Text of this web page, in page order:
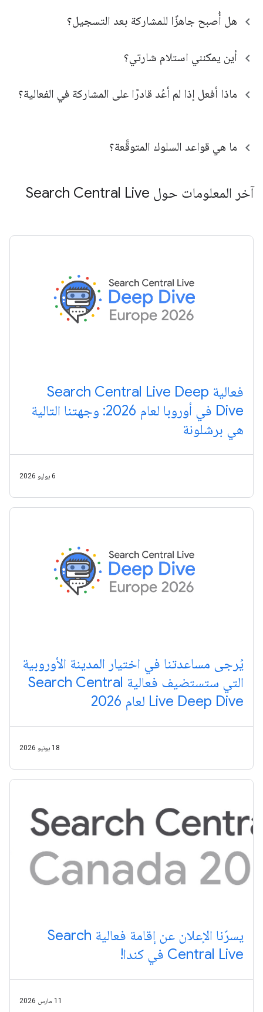
هل أُصبح جاهزًا للمشاركة بعد التسجيل؟
أين يمكنني استلام شارتي؟
ماذا أفعل إذا لم أعُد قادرًا على المشاركة في الفعالية؟
ما هي قواعد السلوك المتوقَّعة؟
آخر المعلومات حول Search Central Live
فعالية Search Central Live Deep
Dive في أوروبا لعام 2026: وجهتنا التالية
هي برشلونة
6 يوليو 2026
يُرجى مساعدتنا في اختيار المدينة الأوروبية
التي ستستضيف فعالية Search Central
Live Deep Dive لعام 2026
18 يونيو 2026
يسرّنا الإعلان عن إقامة فعالية Search
Central Live في كندا!
11 مارس 2026